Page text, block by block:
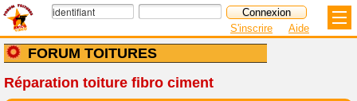
FORUM TOITURES
S'inscrire Aide
Réparation toiture fibro ciment